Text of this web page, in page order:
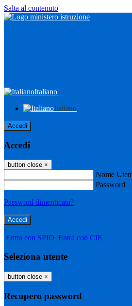
Salta al contenuto
Italiano
Italiano
Accedi
Accedi
button close ×
Nome
Password
Password dimenticata?
-
Entra con SPID Entra con CIE
Seleziona utente
button close ×
Recupero password